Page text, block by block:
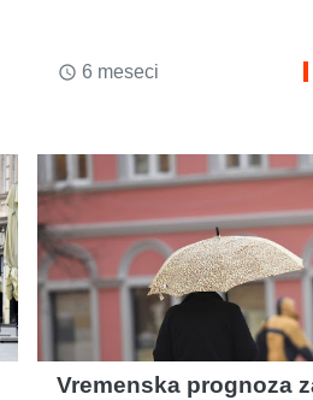
access_time 6 meseci
Vremenska prognoza